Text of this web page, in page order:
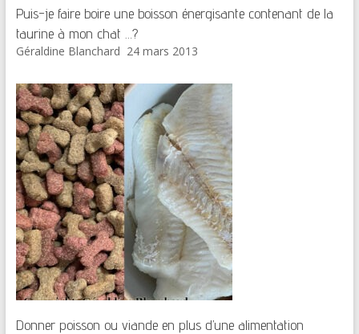
Puis-je faire boire une boisson énergisante contenant de la
taurine à mon chat …?
Géraldine Blanchard 24 mars 2013
Donner poisson ou viande en plus d’une alimentation